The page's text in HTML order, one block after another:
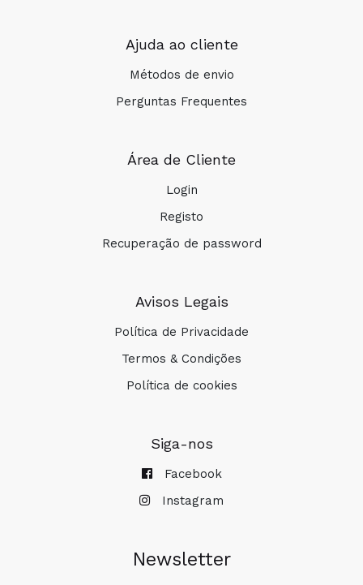
Ajuda ao cliente
Métodos de envio
Perguntas Frequentes
Área de Cliente
Login
Registo
Recuperação de password
Avisos Legais
Política de Privacidade
Termos & Condições
Política de cookies
Siga-nos
Facebook
Instagram
Newsletter